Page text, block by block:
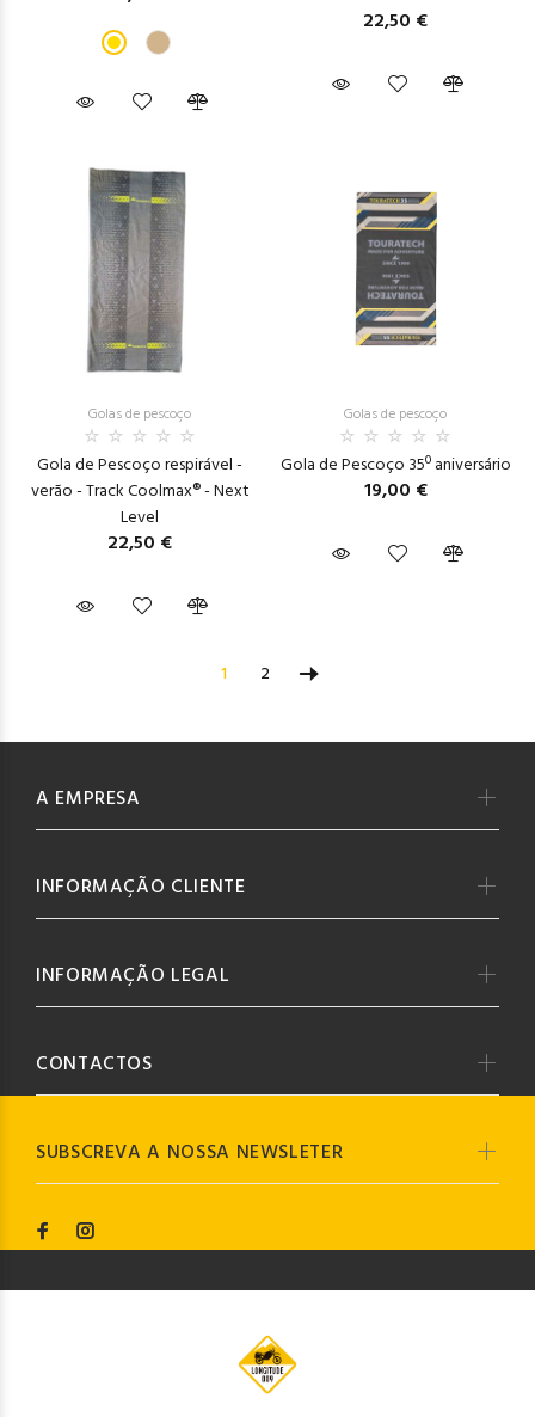
22,50 €
Golas de pescoço
Gola de Pescoço respirável -
verão - Track Coolmax® - Next
Level
22,50 €
Golas de pescoço
Gola de Pescoço 35º aniversário
19,00 €
1 2
SUBSCREVA A NOSSA NEWSLETER
A EMPRESA
INFORMAÇÃO CLIENTE
INFORMAÇÃO LEGAL
CONTACTOS